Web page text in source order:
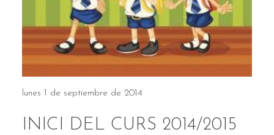
lunes 1 de septiembre de 2014
INICI DEL CURS 2014/2015